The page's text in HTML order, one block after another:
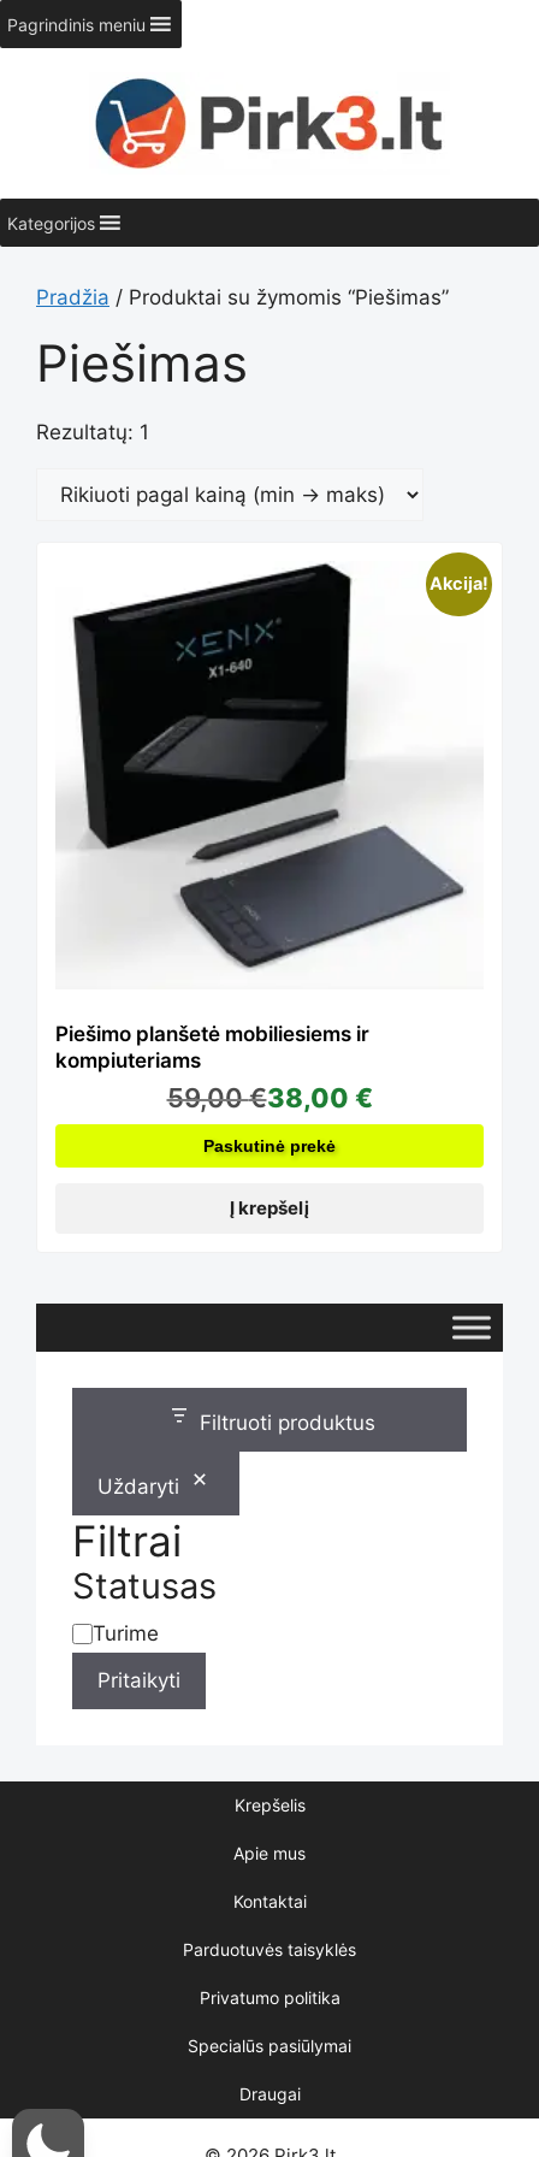
Pereiti
prie
turinio
Pagrindinis meniu
Kategorijos
Pradžia / Produktai su žymomis “Piešimas”
Piešimas
Rezultatų: 1
Akcija!
Piešimo planšetė mobiliesiems ir
kompiuteriams
59,00€38,00 €
Paskutinė prekė
Į krepšelį
Filtruoti produktus
Uždaryti
Filtrai
Statusas
Statusas
Turime
Pritaikyti
Krepšelis
Apie mus
Kontaktai
Parduotuvės taisyklės
Privatumo politika
Specialūs pasiūlymai
Draugai